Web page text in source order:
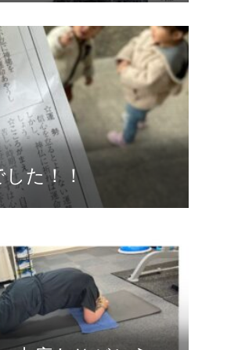
た！！